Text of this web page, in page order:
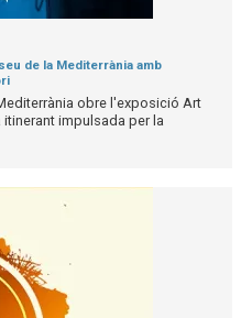
de la Mediterrània amb
obre l'exposició Art
impulsada per la